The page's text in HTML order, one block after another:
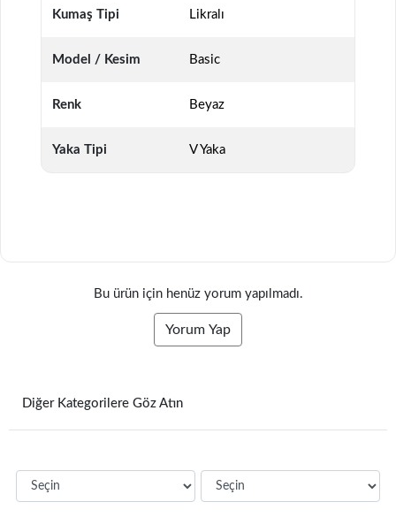
Kumaş Tipi Likralı
Model / Kesim Basic
Renk Beyaz
Yaka Tipi V Yaka
Bu ürün için henüz yorum yapılmadı.
Yorum Yap
Diğer Kategorilere Göz Atın